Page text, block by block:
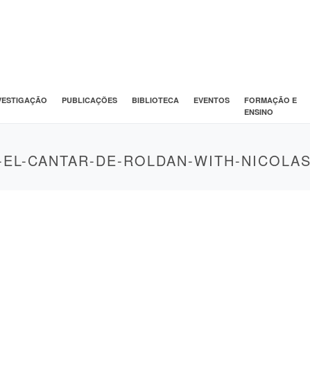
PUBLICAÇÕES BIBLIOTECA EVENTOS
FORMAÇÃO E
ENSINO
CANTAR-DE-ROLDAN-WITH-